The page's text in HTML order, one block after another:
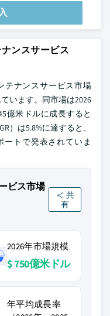
ンスサービス
テナンスサービス市場
います。同市場は2026
億米ドルに成長すると
）は5.8%に達すると、
ートで発表されていま
ビス市場
共
有
2026年市場規模
$ 750億米ドル
年平均成長率